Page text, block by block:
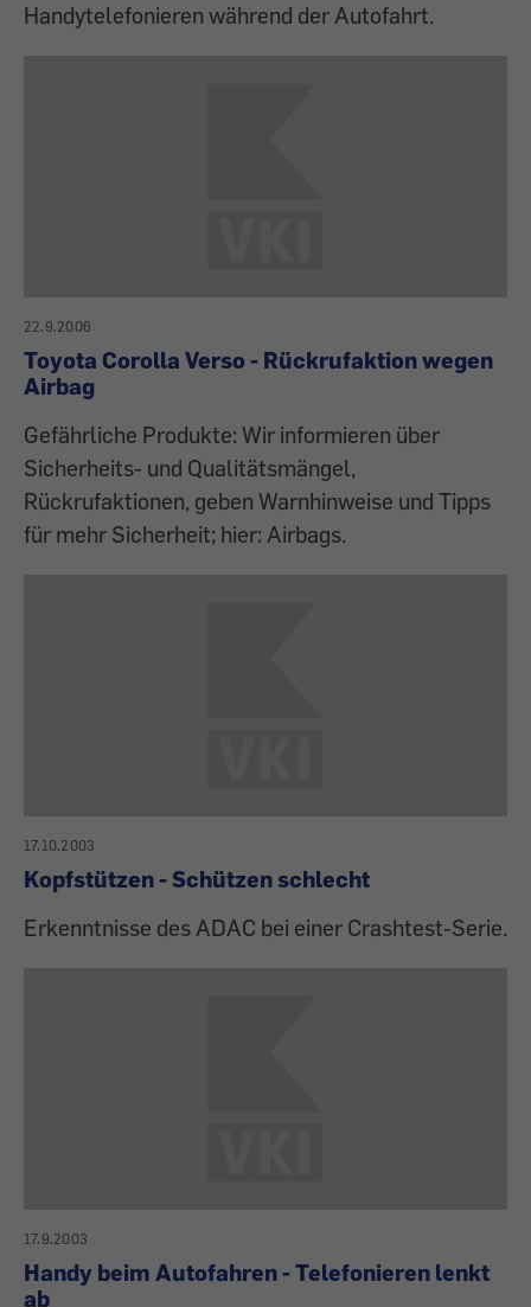
Handytelefonieren während der Autofahrt.
22.9.2006
Toyota Corolla Verso - Rückrufaktion wegen
Airbag
Gefährliche Produkte: Wir informieren über
Sicherheits- und Qualitätsmängel,
Rückrufaktionen, geben Warnhinweise und Tipps
für mehr Sicherheit; hier: Airbags.
17.10.2003
Kopfstützen - Schützen schlecht
Erkenntnisse des ADAC bei einer Crashtest-Serie.
17.9.2003
Handy beim Autofahren - Telefonieren lenkt
ab